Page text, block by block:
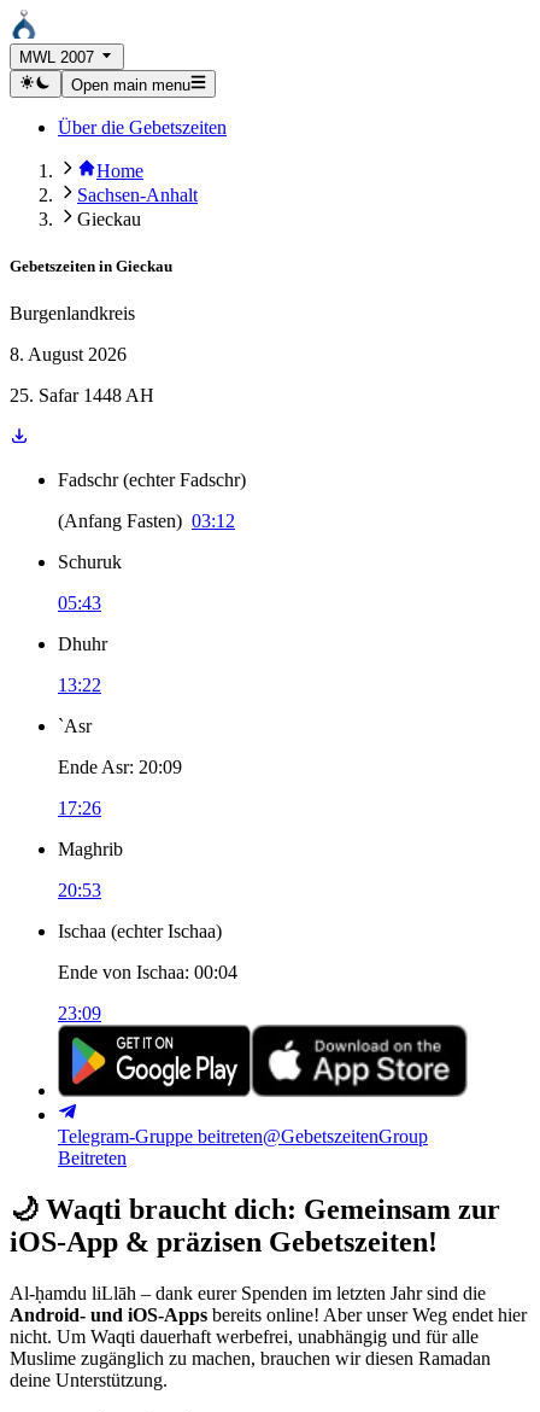
MWL 2007
Open main menu
Über die Gebetszeiten
Home
Sachsen-Anhalt
Gieckau
Gebetszeiten in Gieckau
Burgenlandkreis
8. August 2026
25. Safar 1448 AH
Fadschr (echter Fadschr)
(Anfang Fasten) 03:12
Schuruk
05:43
Dhuhr
13:22
`Asr
Ende Asr: 20:09
17:26
Maghrib
20:53
Ischaa (echter Ischaa)
Ende von Ischaa: 00:04
23:09
Telegram-Gruppe beitreten@GebetszeitenGroup
Beitreten
🌙 Waqti braucht dich: Gemeinsam zur
iOS-App & präzisen Gebetszeiten!
Al-ḥamdu liLlāh – dank eurer Spenden im letzten Jahr sind die
Android- und iOS-Apps bereits online! Aber unser Weg endet hier
nicht. Um Waqti dauerhaft werbefrei, unabhängig und für alle
Muslime zugänglich zu machen, brauchen wir diesen Ramadan
deine Unterstützung.